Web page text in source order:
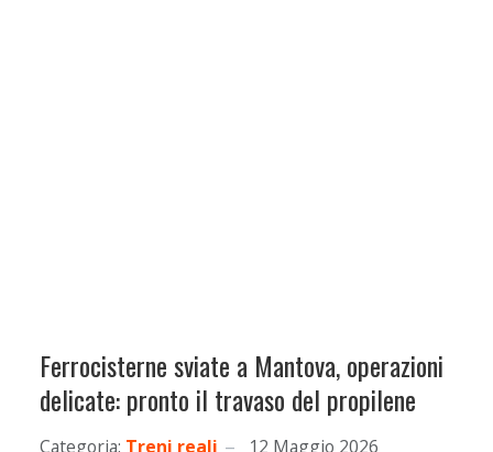
Ferrocisterne sviate a Mantova, operazioni
delicate: pronto il travaso del propilene
Categoria: Treni reali 12 Maggio 2026